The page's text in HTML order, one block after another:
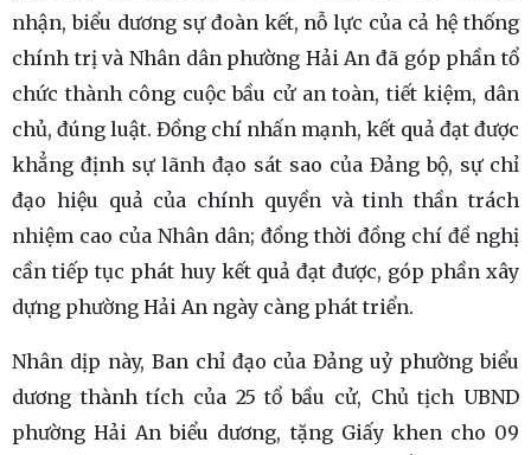
nhận, biểu dương sự đoàn kết, nỗ lực của cả hệ thống
chính trị và Nhân dân phường Hải An đã góp phần tổ
chức thành công cuộc bầu cử an toàn, tiết kiệm, dân
chủ, đúng luật. Đồng chí nhấn mạnh, kết quả đạt được
khẳng định sự lãnh đạo sát sao của Đảng bộ, sự chỉ
đạo hiệu quả của chính quyền và tinh thần trách
nhiệm cao của Nhân dân; đồng thời đồng chí đề nghị
cần tiếp tục phát huy kết quả đạt được, góp phần xây
dựng phường Hải An ngày càng phát triển.
Nhân dịp này, Ban chỉ đạo của Đảng uỷ phường biểu
dương thành tích của 25 tổ bầu cử, Chủ tịch UBND
phường Hải An biểu dương, tặng Giấy khen cho 09